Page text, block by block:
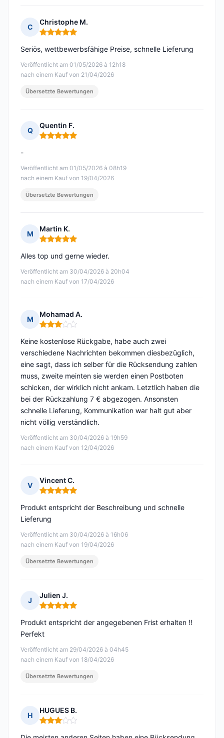
C
Christophe M.
Hinweis: 5 von 5
Veröffentlicht am 01/05/2026 à 12h18
nach einem Kauf von 21/04/2026
Seriös, wettbewerbsfähige Preise, schnelle Lieferung
Übersetzte Bewertungen
Q
Quentin F.
Hinweis: 5 von 5
Veröffentlicht am 01/05/2026 à 08h19
nach einem Kauf von 19/04/2026
-
Übersetzte Bewertungen
M
Martin K.
Hinweis: 5 von 5
Veröffentlicht am 30/04/2026 à 20h04
nach einem Kauf von 17/04/2026
Alles top und gerne wieder.
M
Mohamad A.
Hinweis: 3 von 5
Veröffentlicht am 30/04/2026 à 19h59
nach einem Kauf von 12/04/2026
Keine kostenlose Rückgabe, habe auch zwei
verschiedene Nachrichten bekommen diesbezüglich,
eine sagt, dass ich selber für die Rücksendung zahlen
muss, zweite meinten sie werden einen Postboten
schicken, der wirklich nicht ankam. Letztlich haben die
bei der Rückzahlung 7 € abgezogen. Ansonsten
schnelle Lieferung, Kommunikation war halt gut aber
nicht völlig verständlich.
V
Vincent C.
Hinweis: 5 von 5
Veröffentlicht am 30/04/2026 à 16h06
nach einem Kauf von 19/04/2026
Produkt entspricht der Beschreibung und schnelle
Lieferung
Übersetzte Bewertungen
J
Julien J.
Hinweis: 5 von 5
Veröffentlicht am 29/04/2026 à 04h45
nach einem Kauf von 18/04/2026
Produkt entspricht der angegebenen Frist erhalten !!
Perfekt
Übersetzte Bewertungen
H
HUGUES B.
Hinweis: 3 von 5